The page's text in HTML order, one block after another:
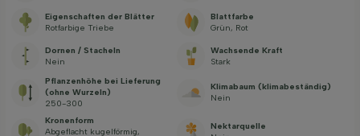
Eigenschaften der Blätter
Rotfarbige Triebe
Blattfarbe
Grün, Rot
Dornen / Stacheln
Nein
Wachsende Kraft
Stark
Pflanzenhöhe bei Lieferung
(ohne Wurzeln)
250-300
Klimabaum (klimabeständig)
Nein
Kronenform
Abgeflacht kugelförmig,
Nektarquelle